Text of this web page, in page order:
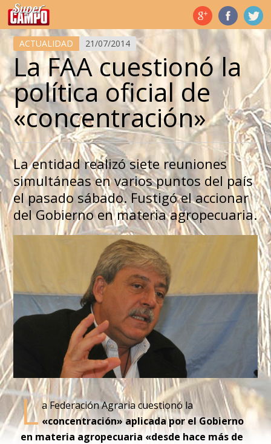
Temas de hoy
ACTUALIDAD 21/07/2014
La FAA cuestionó la
política oficial de
«concentración»
La entidad realizó siete reuniones
simultáneas en varios puntos del país
el pasado sábado. Fustigó el accionar
del Gobierno en materia agropecuaria.
L a Federación Agraria cuestionó la
«concentración» aplicada por el Gobierno
en materia agropecuaria «desde hace más de